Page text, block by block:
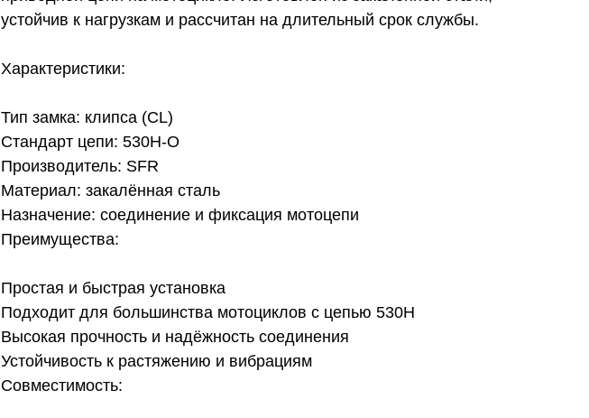
устойчив к нагрузкам и рассчитан на длительный срок службы.
Характеристики:
Тип замка: клипса (CL)
Стандарт цепи: 530H-O
Производитель: SFR
Материал: закалённая сталь
Назначение: соединение и фиксация мотоцепи
Преимущества:
Простая и быстрая установка
Подходит для большинства мотоциклов с цепью 530H
Высокая прочность и надёжность соединения
Устойчивость к растяжению и вибрациям
Совместимость: